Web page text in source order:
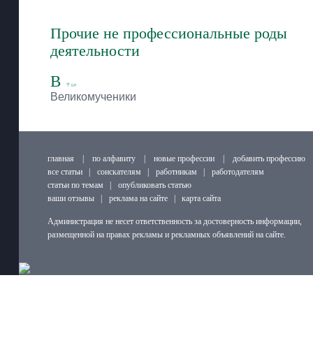
Прочие не профессиональные роды
деятельности
В
Великомученики
главная по алфавиту новые профессии
добавить профессию
все статьи
соискателям работникам
работодателям
статьи по темам
опубликовать статью
ваши отзывы
реклама на сайте карта сайта
Администрация не несет ответственность за достоверность информации,
размещенной на правах рекламы и рекламных объявлений на сайте.